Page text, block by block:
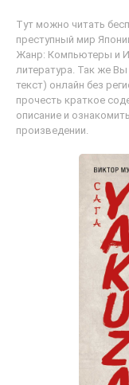
Тут можно читать
преступный мир
Жанр: Компьютеры и
литература. Так же
текст) онлайн без
прочесть краткое
описание и
произведении.